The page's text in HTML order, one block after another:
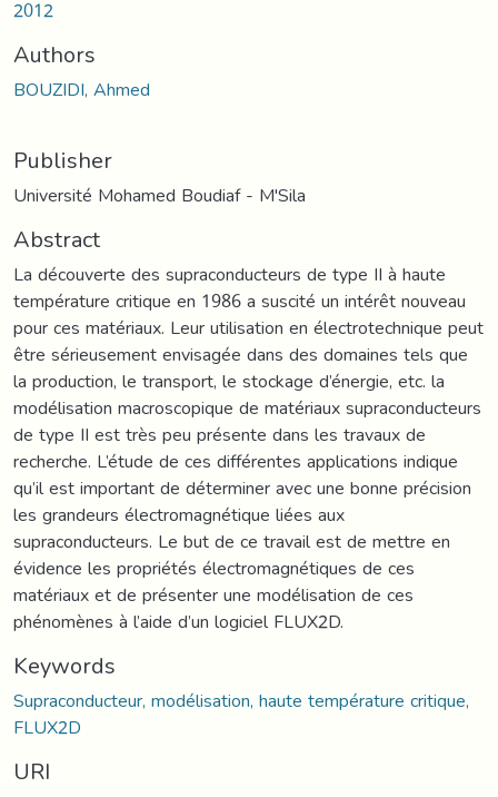
2012
Authors
BOUZIDI, Ahmed
Publisher
Université Mohamed Boudiaf - M'Sila
Abstract
La découverte des supraconducteurs de type II à haute
température critique en 1986 a suscité un intérêt nouveau
pour ces matériaux. Leur utilisation en électrotechnique peut
être sérieusement envisagée dans des domaines tels que
la production, le transport, le stockage d’énergie, etc. la
modélisation macroscopique de matériaux supraconducteurs
de type II est très peu présente dans les travaux de
recherche. L’étude de ces différentes applications indique
qu’il est important de déterminer avec une bonne précision
les grandeurs électromagnétique liées aux
supraconducteurs. Le but de ce travail est de mettre en
évidence les propriétés électromagnétiques de ces
matériaux et de présenter une modélisation de ces
phénomènes à l’aide d’un logiciel FLUX2D.
Keywords
Supraconducteur, modélisation, haute température critique,
FLUX2D
URI